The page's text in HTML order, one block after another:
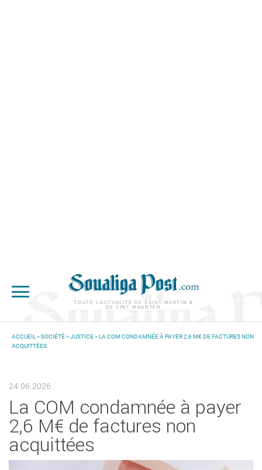
TOUTE L'ACTUALITÉ DE SAINT-MARTIN &
DE SINT MAARTEN
VOUS ÊTES ICI
ACCUEIL >SOCIÉTÉ>JUSTICE> LA COM CONDAMNÉE À PAYER 2,6 M€ DE FACTURES NON
ACQUITTÉES
24.06.2026
La COM condamnée à payer
2,6 M€ de factures non
acquittées